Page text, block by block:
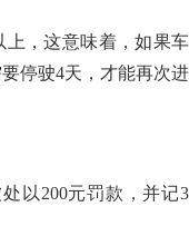
上，这意味着，如果车
停驶4天，才能再次进
以200元罚款，并记3